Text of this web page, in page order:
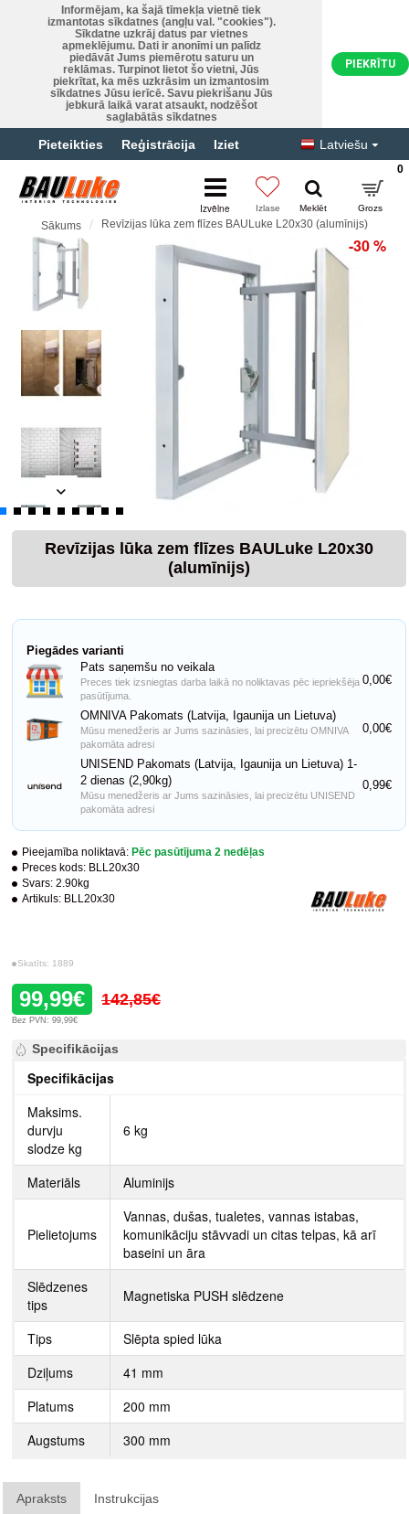
Informējam, ka šajā tīmekļa vietnē tiek
izmantotas sīkdatnes (angļu val. "cookies").
Sīkdatne uzkrāj datus par vietnes
apmeklējumu. Dati ir anonīmi un palīdz
piedāvāt Jums piemērotu saturu un
reklāmas. Turpinot lietot šo vietni, Jūs
piekrītat, ka mēs uzkrāsim un izmantosim
sīkdatnes Jūsu ierīcē. Savu piekrišanu Jūs
jebkurā laikā varat atsaukt, nodzēšot
saglabātās sīkdatnes
PIEKRĪTU
Pieteikties Reģistrācija Iziet Latviešu
0
Sākums Revīzijas lūka zem flīzes BAULuke L20x30 (alumīnijs)
-30 %
Revīzijas lūka zem flīzes BAULuke L20x30
(alumīnijs)
Pieejamība noliktavā: Pēc pasūtījuma 2 nedēļas
Preces kods: BLL20x30
Svars: 2.90kg
Artikuls: BLL20x30
Skatīts: 1889
99,99€ 142,85€
Bez PVN: 99,99€
Piegādes varianti
Pats saņemšu no veikala
Preces tiek izsniegtas darba laikā no noliktavas pēc iepriekšēja
pasūtījuma.
0,00€
OMNIVA Pakomats (Latvija, Igaunija un Lietuva)
Mūsu menedžeris ar Jums sazināsies, lai precizētu OMNIVA
pakomāta adresi
0,00€
UNISEND Pakomats (Latvija, Igaunija un Lietuva) 1-
2 dienas (2,90kg)
Mūsu menedžeris ar Jums sazināsies, lai precizētu UNISEND
pakomāta adresi
0,99€
Specifikācijas
Specifikācijas
Maksims.
durvju
slodze kg
6 kg
Materiāls Aluminijs
Pielietojums
Vannas, dušas, tualetes, vannas istabas,
komunikāciju stāvvadi un citas telpas, kā arī
baseini un āra
Slēdzenes
tips
Magnetiska PUSH slēdzene
Tips
Slēpta spied lūka
Dziļums
41 mm
Platums
200 mm
Augstums
300 mm
Apraksts Instrukcijas